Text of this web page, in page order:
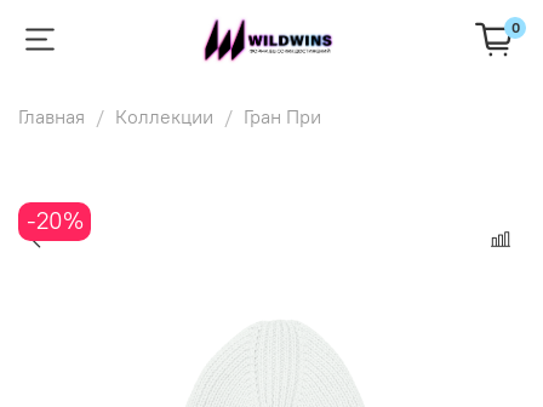
0
Главная Коллекции Гран При
-20%